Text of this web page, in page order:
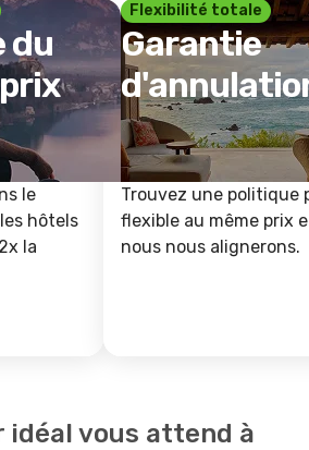
du
le
hôtels
la
Flexibilité totale
Garantie
Trouvez une politique
flexible au même prix
nous nous alignerons.
idéal vous attend à